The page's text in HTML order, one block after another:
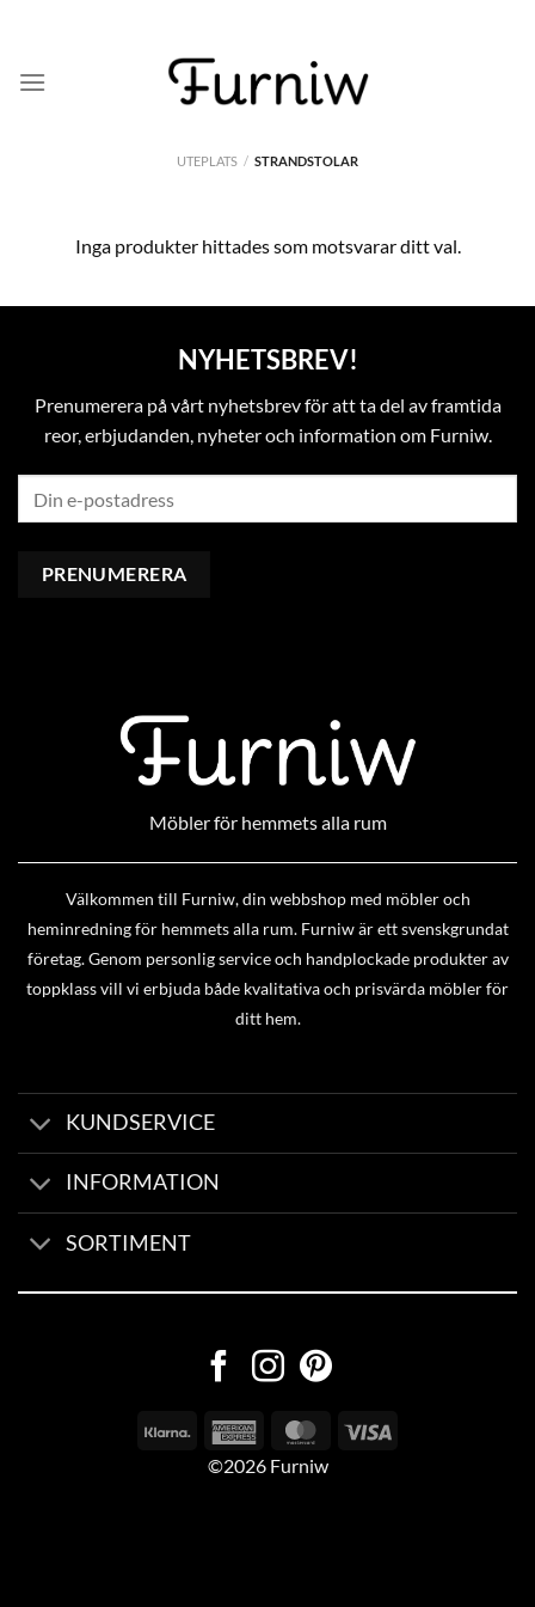
content
UTEPLATS / STRANDSTOLAR
Inga produkter hittades som motsvarar ditt val.
NYHETSBREV!
Prenumerera på vårt nyhetsbrev för att ta del av framtida
reor, erbjudanden, nyheter och information om Furniw.
Möbler för hemmets alla rum
Välkommen till Furniw, din webbshop med möbler och
heminredning för hemmets alla rum. Furniw är ett svenskgrundat
företag. Genom personlig service och handplockade produkter av
toppklass vill vi erbjuda både kvalitativa och prisvärda möbler för
ditt hem.
KUNDSERVICE
INFORMATION
SORTIMENT
©2026 Furniw